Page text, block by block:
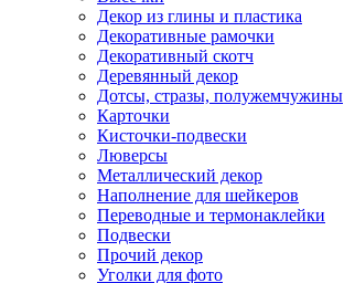
Декор из глины и пластика
Декоративные рамочки
Декоративный скотч
Деревянный декор
Дотсы, стразы, полужемчужины
Карточки
Кисточки-подвески
Люверсы
Металлический декор
Наполнение для шейкеров
Переводные и термонаклейки
Подвески
Прочий декор
Уголки для фото